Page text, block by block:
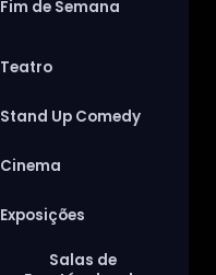
Fim de Semana
Teatro
Stand Up Comedy
Cinema
Exposições
Salas de